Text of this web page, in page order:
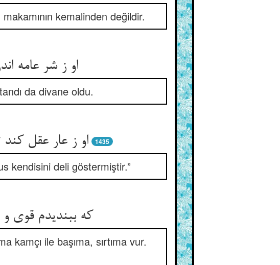
kemalinden değildir.
او ز شر عامه
da divane oldu.
او ز عار عقل 1435
kendisini deli göstermiştir.”
که ببندیدم قوی
kamçı ile başıma, sırtıma vur.